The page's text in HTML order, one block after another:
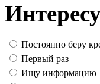
Постоянно беру
Первый раз
Ищу информацию